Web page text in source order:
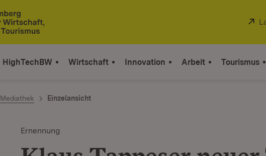
HighTechBW Wirtschaft Innovation Arbeit Tourismus
Mediathek Einzelansicht
Ernennung